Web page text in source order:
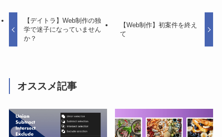
【デイトラ】Web制作の独
学で迷子になっていません
か？
【Web制作】初案件を終え
て
オススメ記事